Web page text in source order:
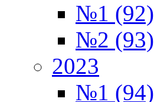
№1 (92)
№2 (93)
2023
№1 (94)